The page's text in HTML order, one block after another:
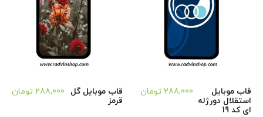
قاب موبایل
استقلال دورژله
ای کد 19
288,000 تومان
قاب موبایل گل
قرمز
288,000 تومان